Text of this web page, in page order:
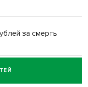
за смерть
за смерть